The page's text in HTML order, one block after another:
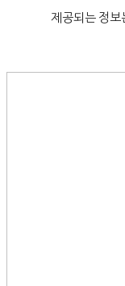
제공되는 정보